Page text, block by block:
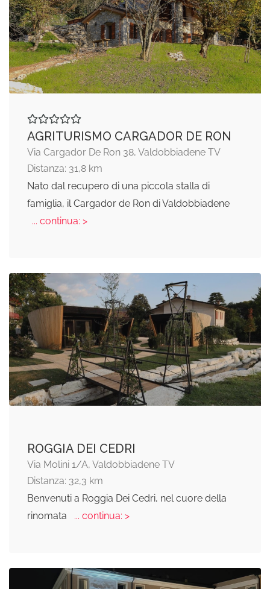
AGRITURISMO CARGADOR DE RON
Via Cargador De Ron 38, Valdobbiadene TV
Distanza: 31,8 km
Nato dal recupero di una piccola stalla di
famiglia, il Cargador de Ron di Valdobbiadene
... continua: >
ROGGIA DEI CEDRI
Via Molini 1/A, Valdobbiadene TV
Distanza: 32,3 km
Benvenuti a Roggia Dei Cedri, nel cuore della
rinomata
... continua: >